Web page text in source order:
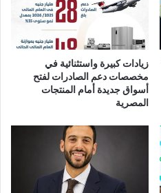
زيادات كبيرة واستثنائية في
مخصصات دعم الصادرات لفتح
أسواق جديدة أمام المنتجات
المصرية